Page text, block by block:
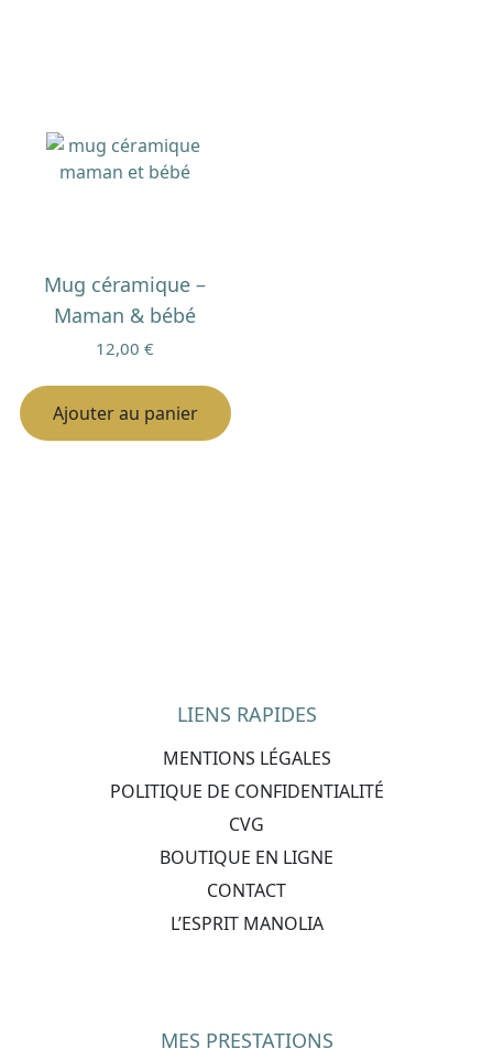
Mug céramique –
Maman & bébé
12,00€
Ajouter au panier
LIENS RAPIDES
MENTIONS LÉGALES
POLITIQUE DE CONFIDENTIALITÉ
CVG
BOUTIQUE EN LIGNE
CONTACT
L’ESPRIT MANOLIA
MES PRESTATIONS